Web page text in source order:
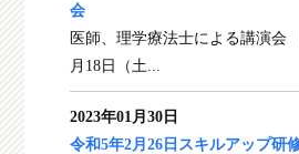
会
医師、理学療法士による講演会
月18日（土...
2023年01月30日
令和5年2月26日スキルアップ研